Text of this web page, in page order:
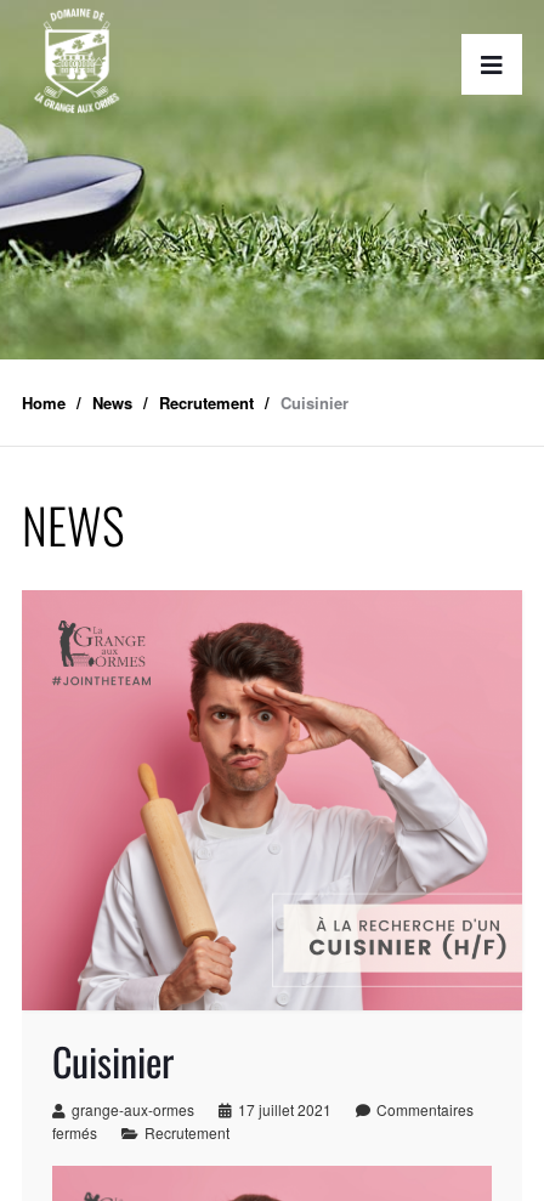
Home News Recrutement Cuisinier
NEWS
Cuisinier
grange-aux-ormes 17 juillet 2021
Commentaires
fermés
Recrutement